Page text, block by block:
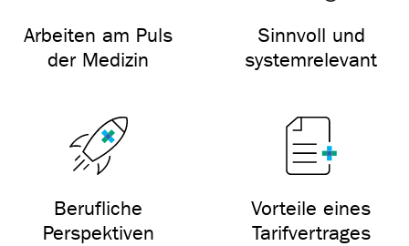
Arbeiten am Puls
der Medizin
Sinnvoll und
systemrelevant
Berufliche
Perspektiven
Vorteile eines
Tarifvertrages